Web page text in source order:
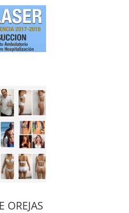
OREJAS